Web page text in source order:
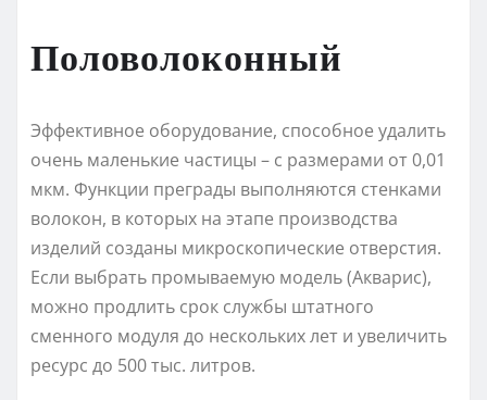
Половолоконный
Эффективное оборудование, способное удалить
очень маленькие частицы – с размерами от 0,01
мкм. Функции преграды выполняются стенками
волокон, в которых на этапе производства
изделий созданы микроскопические отверстия.
Если выбрать промываемую модель (Акварис),
можно продлить срок службы штатного
сменного модуля до нескольких лет и увеличить
ресурс до 500 тыс. литров.